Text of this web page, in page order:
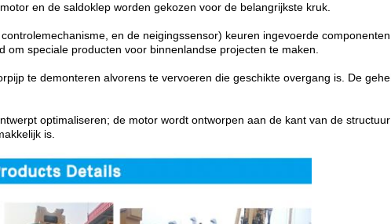
en de saldoklep worden gekozen voor de belangrijkste kruk.
en de neigingssensor) keuren ingevoerde
speciale producten voor binnenlandse projecten te maken.
te demonteren alvorens te vervoeren die geschikte overgang is. De
optimaliseren; de motor wordt ontworpen aan de kant van de
is.